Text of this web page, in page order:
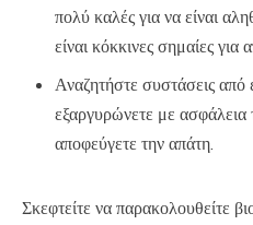
πολύ καλές για να είναι
είναι κόκκινες σημαίες για
Αναζητήστε συστάσεις από
εξαργυρώνετε με
αποφεύγετε την απάτη.
Σκεφτείτε να παρακολουθείτε